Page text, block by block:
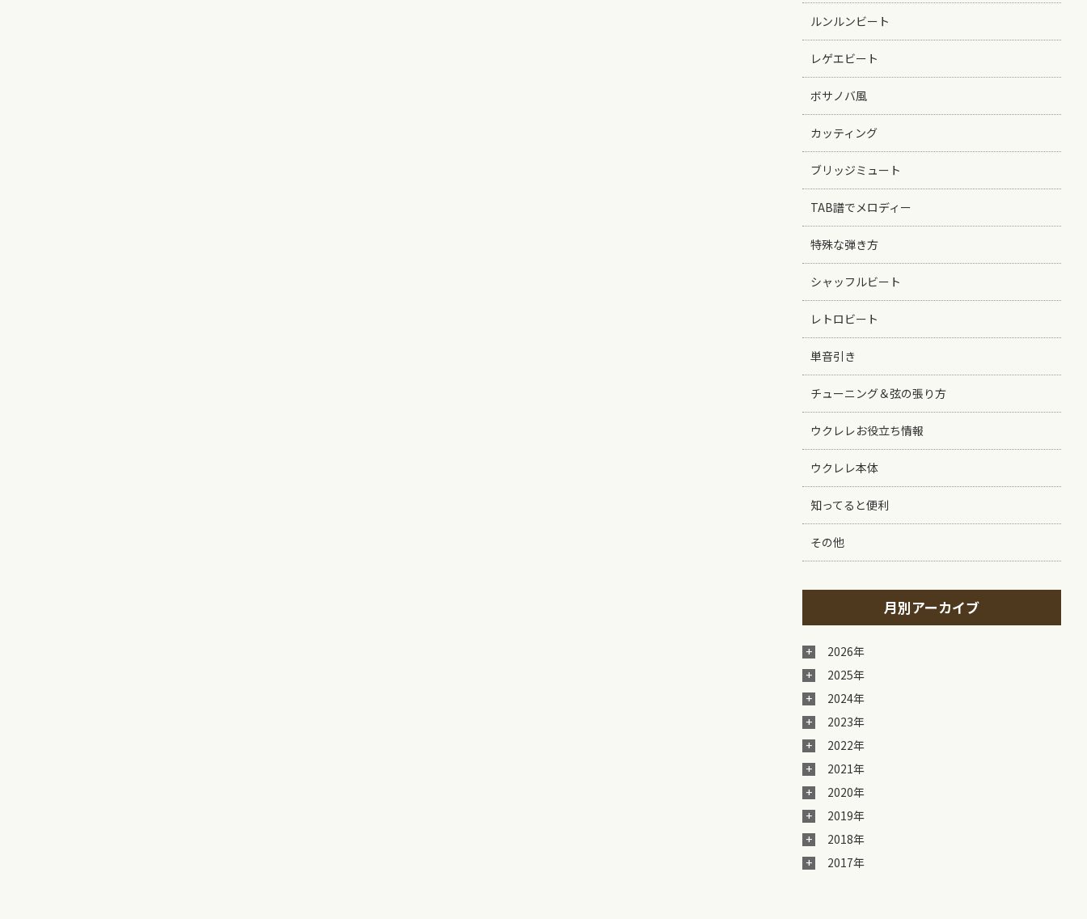
ルンルンビート
レゲエビート
ボサノバ風
カッティング
ブリッジミュート
TAB譜でメロディー
特殊な弾き方
シャッフルビート
レトロビート
単音引き
チューニング＆弦の張り方
ウクレレお役立ち情報
ウクレレ本体
知ってると便利
その他
月別アーカイブ
2026年
2025年
2024年
2023年
2022年
2021年
2020年
2019年
2018年
2017年